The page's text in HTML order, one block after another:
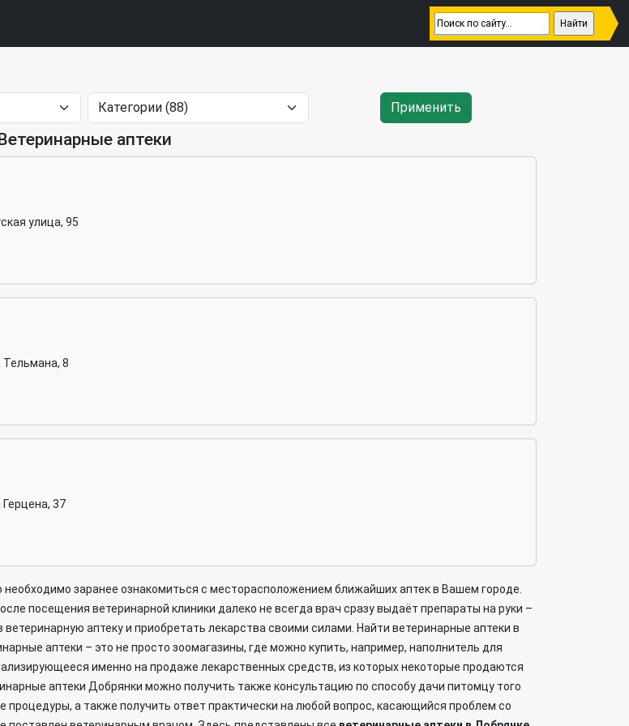
Применить
аптеки
улица, 95
Тельмана, 8
37
заранее ознакомиться с месторасположением ближайших аптек в Вашем городе.
посещения ветеринарной клиники далеко не всегда врач сразу выдаёт препараты на руки –
аптеку и приобретать лекарства своими силами. Найти ветеринарные аптеки в
аптеки – это не просто зоомагазины, где можно купить, например, наполнитель для
именно на продаже лекарственных средств, из которых некоторые продаются
аптеки Добрянки можно получить также консультацию по способу дачи питомцу того
процедуры, а также получить ответ практически на любой вопрос, касающийся проблем со